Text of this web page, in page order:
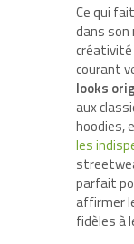
Ce qui
dans
créativité
courant
looks
aux
hoodies,
les
parfait
affirmer
fidèles à